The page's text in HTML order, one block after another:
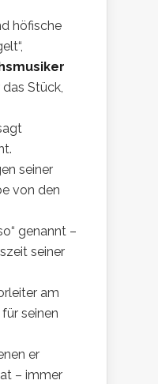
höfische
das Stück,
seiner
von den
genannt –
seiner
am
seinen
er
– immer